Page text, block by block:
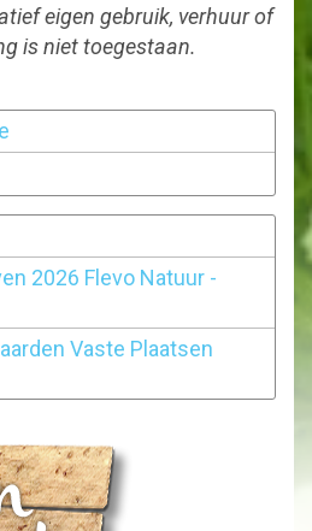
eigen gebruik, verhuur of
is niet toegestaan.
2026 Flevo Natuur -
Vaste Plaatsen